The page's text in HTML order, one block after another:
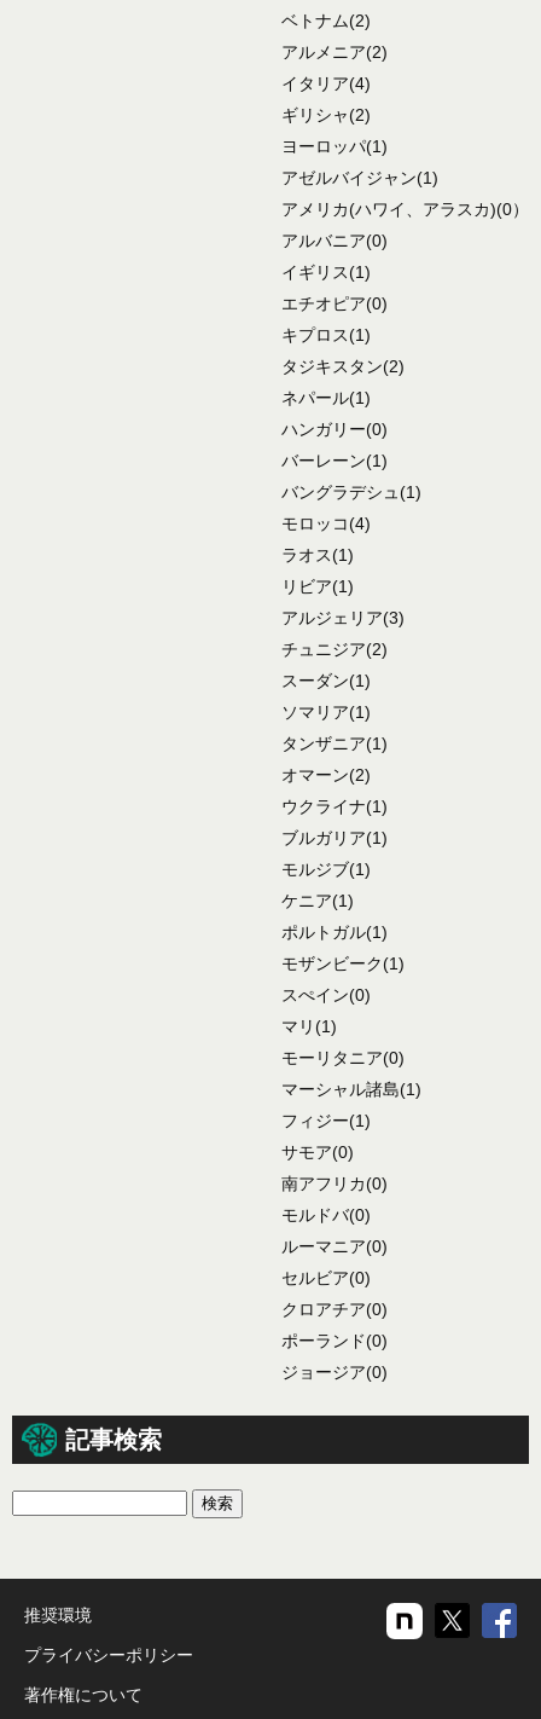
ベトナム(2)
アルメニア(2)
イタリア(4)
ギリシャ(2)
ヨーロッパ(1)
アゼルバイジャン(1)
アメリカ(ハワイ、アラスカ)(0）
アルバニア(0)
イギリス(1)
エチオピア(0)
キプロス(1)
タジキスタン(2)
ネパール(1)
ハンガリー(0)
バーレーン(1)
バングラデシュ (1)
モロッコ(4)
ラオス(1)
リビア(1)
アルジェリア(3)
チュニジア(2)
スーダン(1)
ソマリア(1)
タンザニア(1)
オマーン(2)
ウクライナ(1)
ブルガリア(1)
モルジブ(1)
ケニア(1)
ポルトガル(1)
モザンビーク(1)
スぺイン(0)
マリ(1)
モーリタニア(0)
マーシャル諸島(1)
フィジー(1)
サモア(0)
南アフリカ(0)
モルドバ(0)
ルーマニア(0)
セルビア(0)
クロアチア(0)
ポーランド(0)
ジョージア(0)
記事検索
推奨環境
プライバシーポリシー
著作権について